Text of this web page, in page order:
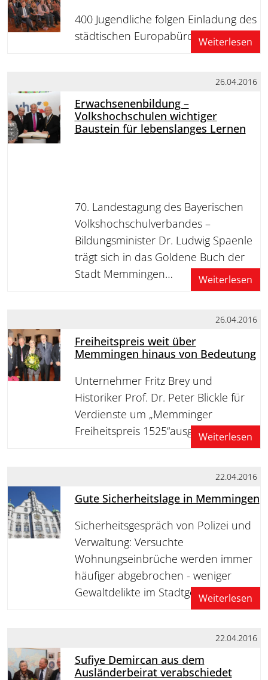
400 Jugendliche folgen Einladung des
städtischen Europabüros Weiterlesen
26.04.2016
Erwachsenenbildung –
Volkshochschulen wichtiger
Baustein für lebenslanges Lernen
70. Landestagung des Bayerischen
Volkshochschulverbandes –
Bildungsminister Dr. Ludwig Spaenle
trägt sich in das Goldene Buch der
Stadt Memmingen…
Weiterlesen
26.04.2016
Freiheitspreis weit über
Memmingen hinaus von Bedeutung
Unternehmer Fritz Brey und
Historiker Prof. Dr. Peter Blickle für
Verdienste um „Memminger
Freiheitspreis 1525“ausgezeichnet
Weiterlesen
22.04.2016
Gute Sicherheitslage in Memmingen
Sicherheitsgespräch von Polizei und
Verwaltung: Versuchte
Wohnungseinbrüche werden immer
häufiger abgebrochen - weniger
Gewaltdelikte im StadtgebietWeiterlesen
22.04.2016
Sufiye Demircan aus dem
Ausländerbeirat verabschiedet